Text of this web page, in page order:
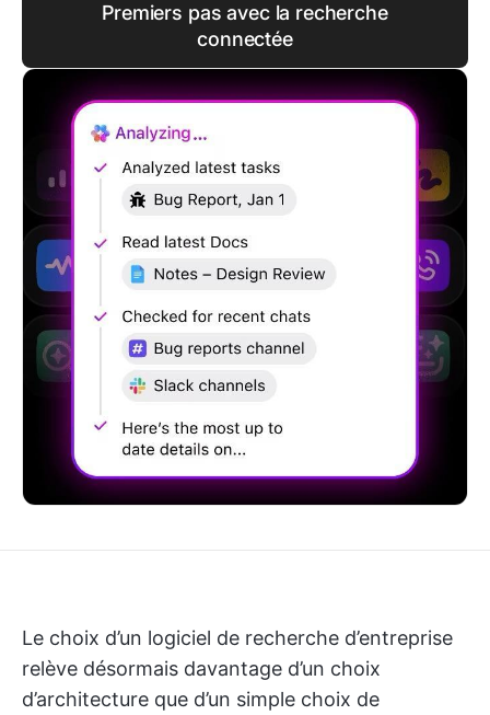
Premiers pas avec la recherche
connectée
Le choix d’un logiciel de recherche d’entreprise
relève désormais davantage d’un choix
d’architecture que d’un simple choix de